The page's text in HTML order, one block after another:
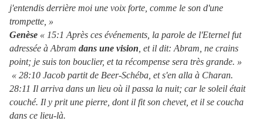
j'entendis derrière moi une voix forte, comme le son d'une
trompette, »
Genèse « 15:1 Après ces événements, la parole de l'Eternel fut
adressée à Abram dans une vision , et il dit: Abram, ne crains
point; je suis ton bouclier, et ta récompense sera très grande. »
« 28:10 Jacob partit de Beer-Schéba, et s'en alla à Charan.
28:11 Il arriva dans un lieu où il passa la nuit; car le soleil était
couché. Il y prit une pierre, dont il fit son chevet, et il se coucha
dans ce lieu-là.